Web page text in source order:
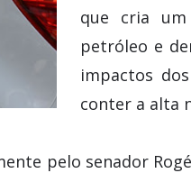
que cria
petróleo e
impactos
conter a alta
pelo senador